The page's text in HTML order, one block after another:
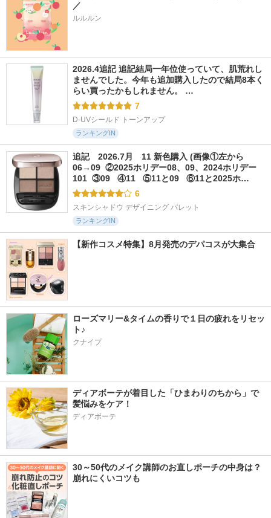
／
ルルルン
2026.4追記 追記結局一年位使っていて、肌荒れし
ませんでした。今年も追加購入したので結局8本く
らい買ったかもしれません。 …
7
D-UVシールド トーンアップ
ランキングIN
追記　2026.7月　11 新色購入 (画像①左から
06→09  ②2025ホリデー08、09、2024ホリデー
101  ③09   ④11   ⑤11と09   ⑥11と2025ホ…
6
スキンシャドウ デザイニング パレット
ランキングIN
【新作コスメ特集】8月発売のデパコスが大集合
ローズマリー&タイムの香りで１日の疲れをリセッ
ト♪
クナイプ
ディアボーテが着目した「ひまわりのちから」で
髪悩みをケア！
ディアボーテ
30～50代のメイク講師のお直しポーチの中身は？
崩れにくいコツも